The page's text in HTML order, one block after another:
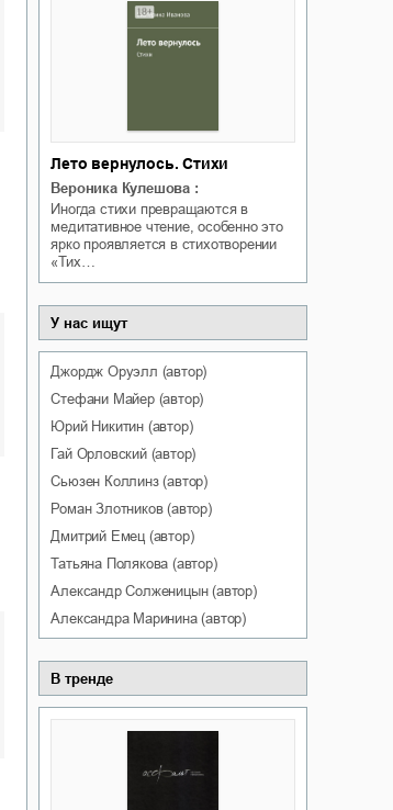
Лето вернулось. Стихи
Вероника Кулешова :
Иногда стихи превращаются в
медитативное чтение, особенно это
ярко проявляется в стихотворении
«Тих…
У нас ищут
Джордж Оруэлл (автор)
Стефани Майер(автор)
Юрий Никитин(автор)
Гай Орловский(автор)
Сьюзен Коллинз(автор)
Роман Злотников(автор)
Дмитрий Емец(автор)
Татьяна Полякова (автор)
Александр Солженицын(автор)
Александра Маринина(автор)
В тренде